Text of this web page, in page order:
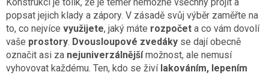
Konstrukcí je tolik, že je téměř nemožné všechny projít a
popsat jejich klady a zápory. V zásadě svůj výběr zaměřte na
to, co nejvíce využijete, jaký máte rozpočet a co vám dovolí
vaše prostory. Dvousloupové zvedáky se dají obecně
označit asi za nejuniverzálnějšímožnost, ale nemusí
vyhovovat každému. Ten, kdo se živí lakováním, lepením